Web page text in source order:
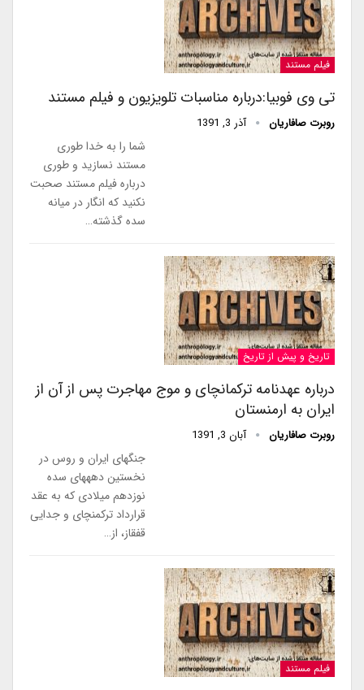
فیلم مستند
تی وی فوبیا:درباره مناسبات تلویزیون و فیلم مستند
روبرت صافاریان آذر 3, 1391
شما را به خدا طوری
مستند نسازید و طوری
درباره فیلم مستند صحبت
نکنید که انگار در میانه
سده گذشته…
تاریخ و پیش از تاریخ
درباره عهدنامه ترکمانچای و موج مهاجرت پس از آن از
ایران به ارمنستان
روبرت صافاریان آبان 3, 1391
جنگهای ایران و روس در
نخستین دهههای سده
نوزدهم میلادی که به عقد
قرارداد ترکمنچای و جدایی
قفقاز، از…
فیلم مستند